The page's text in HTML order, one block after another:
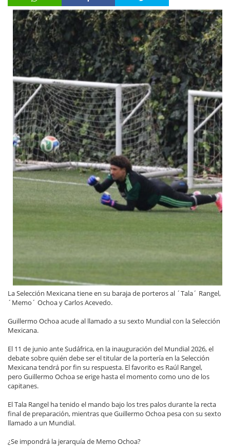
La Selección Mexicana tiene en su baraja de porteros al ´Tala´ Rangel,
´Memo´ Ochoa y Carlos Acevedo.
Guillermo Ochoa acude al llamado a su sexto Mundial con la Selección
Mexicana.
El 11 de junio ante Sudáfrica, en la inauguración del Mundial 2026, el
debate sobre quién debe ser el titular de la portería en la Selección
Mexicana tendrá por fin su respuesta. El favorito es Raúl Rangel,
pero Guillermo Ochoa se erige hasta el momento como uno de los
capitanes.
El Tala Rangel ha tenido el mando bajo los tres palos durante la recta
final de preparación, mientras que Guillermo Ochoa pesa con su sexto
llamado a un Mundial.
¿Se impondrá la jerarquía de Memo Ochoa?